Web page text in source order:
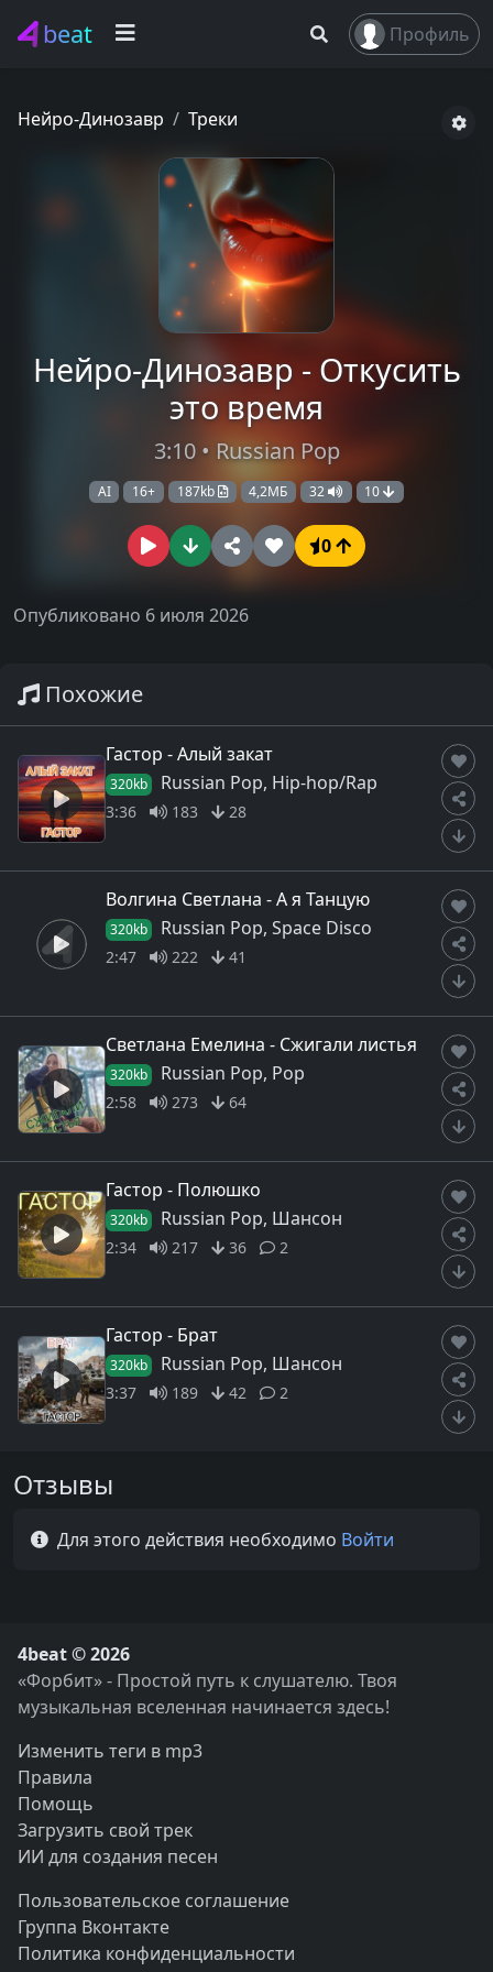
beat Профиль
Нейро-Динозавр Треки
Нейро-Динозавр - Откусить
это время
3:10 • Russian Pop
AI 16+ 187kb 4,2МБ 32 10
0
Опубликовано 6 июля 2026
Похожие
Гастор - Алый закат
320kb Russian Pop, Hip-hop/Rap
3:36 183 28
Волгина Светлана - А я Танцую
320kb Russian Pop, Space Disco
2:47 222 41
Светлана Емелина - Сжигали листья
320kb Russian Pop, Pop
2:58 273 64
Гастор - Полюшко
320kb Russian Pop, Шансон
2:34 217 36 2
Гастор - Брат
320kb Russian Pop, Шансон
3:37 189 42 2
Отзывы
Для этого действия необходимо Войти
4beat © 2026
«Форбит» - Простой путь к слушателю. Твоя
музыкальная вселенная начинается здесь!
Изменить теги в mp3
Правила
Помощь
Загрузить свой трек
ИИ для создания песен
Пользовательское соглашение
Группа Вконтакте
Политика конфиденциальности